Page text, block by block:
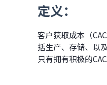
定义：
客户获取成本（
括生产、存储、以
只有拥有积极的